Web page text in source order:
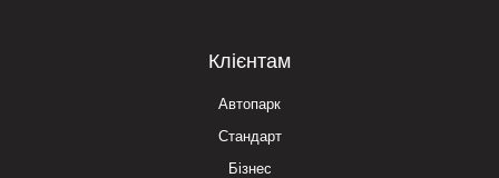
Клієнтам
Автопарк
Стандарт
Бізнес